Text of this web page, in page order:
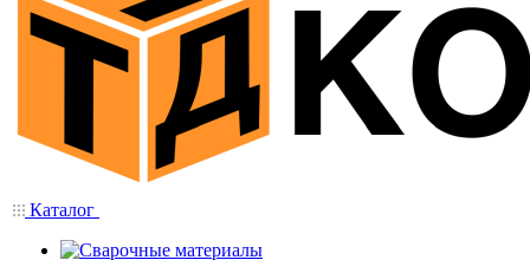
Каталог